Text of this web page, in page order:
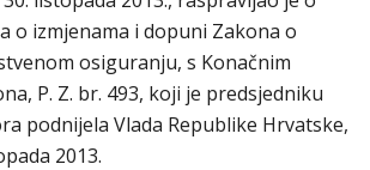
o izmjenama i dopuni Zakona o
osiguranju, s Konačnim
P. Z. br. 493, koji je predsjedniku
podnijela Vlada Republike Hrvatske,
2013.